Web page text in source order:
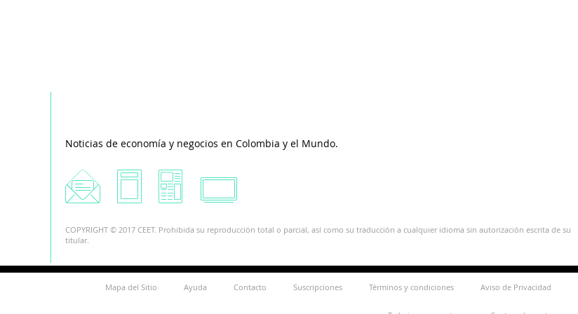
Noticias de economía y negocios en Colombia y el Mundo.
COPYRIGHT © 2017 CEET. Prohibida su reproducción total o parcial, así como su traducción a cualquier idioma sin autorización escrita de su
titular.
Mapa del Sitio Ayuda Contacto Suscripciones Términos y condiciones Aviso de Privacidad